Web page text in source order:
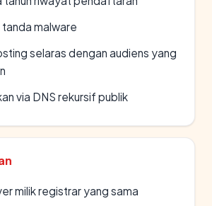
malware
selaras dengan audiens yang
via DNS rekursif publik
milik registrar yang sama